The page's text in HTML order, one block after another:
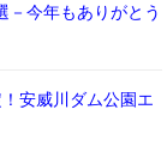
－今年もありがとう
安威川ダム公園エ